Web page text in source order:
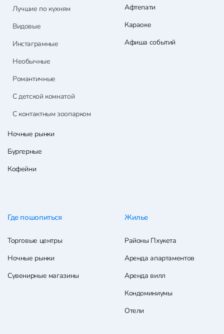
Лучшие по кухням
Видовые
Инстаграмные
Необычные
Романтичные
С детской комнатой
С контактным зоопарком
Ночные рынки
Бургерные
Кофейни
Афтепати
Караоке
Афиша событий
Где пошопиться
Торговые центры
Ночные рынки
Сувенирные магазины
Жилье
Районы Пхукета
Аренда апартаментов
Аренда вилл
Кондоминиумы
Отели